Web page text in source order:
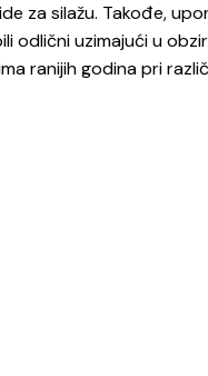
za silažu. Takođe,
odlični uzimajući u
ranijih godina pri